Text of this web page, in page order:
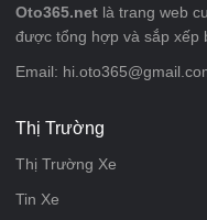
Oto365.net là trang web
được tổng hợp và sắp xếp
Email:
Thị Trường
Thị Trường Xe
Tin Xe